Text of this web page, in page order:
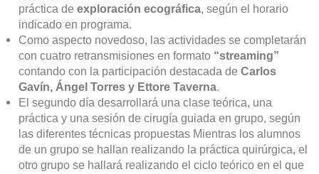
práctica deexploración ecográfica, según el horario
indicado en programa.
Como aspecto novedoso, las actividades se completarán
con cuatro retransmisiones en formato “streaming”
contando con la participación destacada deCarlos
Gavín, Ángel Torres y Ettore Taverna.
El segundo día desarrollará una clase teórica, una
práctica y una sesión de cirugía guiada en grupo, según
las diferentes técnicas propuestas Mientras los alumnos
de un grupo se hallan realizando la práctica quirúrgica, el
otro grupo se hallará realizando el ciclo teórico en el que